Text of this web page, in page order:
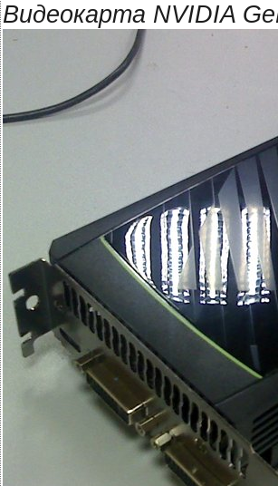
Видеокарта NVIDIA